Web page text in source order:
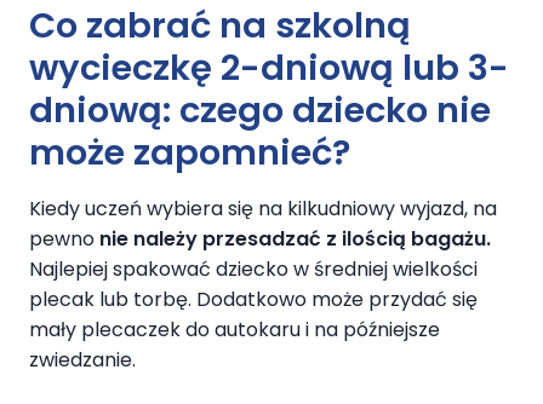
Co zabrać na szkolną
wycieczkę 2-dniową lub 3-
dniową: czego dziecko nie
może zapomnieć?
Kiedy uczeń wybiera się na kilkudniowy wyjazd, na
pewno nie należy przesadzać z ilością bagażu.
Najlepiej spakować dziecko w średniej wielkości
plecak lub torbę. Dodatkowo może przydać się
mały plecaczek do autokaru i na późniejsze
zwiedzanie.